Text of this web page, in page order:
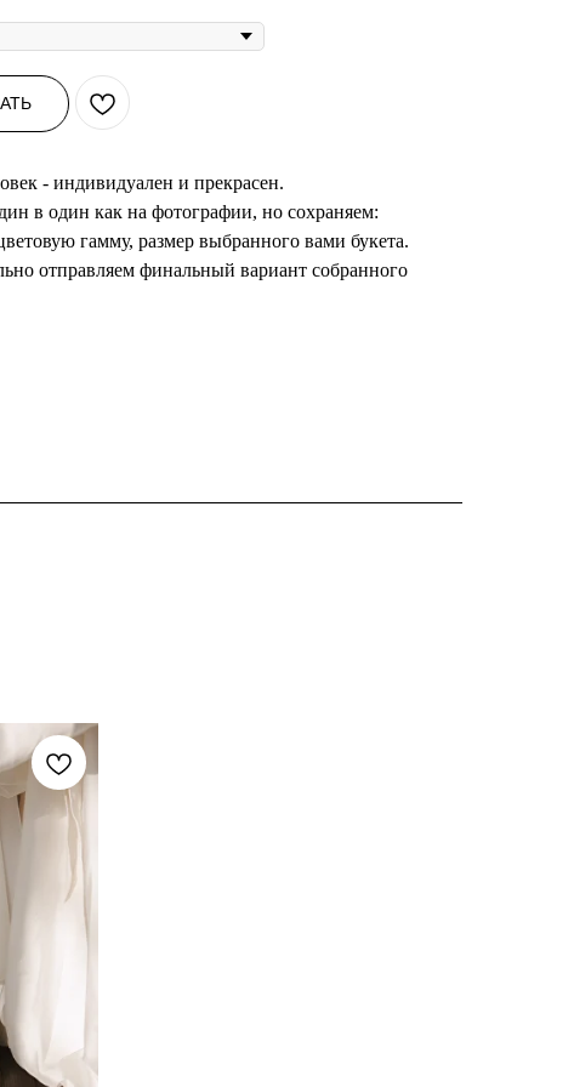
- индивидуален и прекрасен.
в один как на фотографии, но сохраняем:
гамму, размер выбранного вами букета.
отправляем финальный вариант собранного